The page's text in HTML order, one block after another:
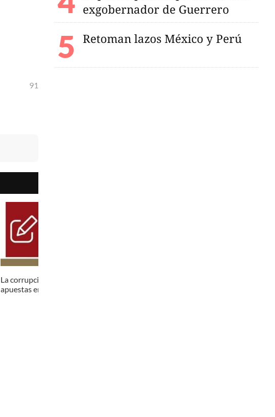
91
La corrupción política en las
apuestas en línea
exgobernador de Guerrero
Retoman lazos México y Perú